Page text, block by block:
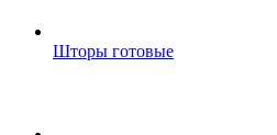
Шторы готовые